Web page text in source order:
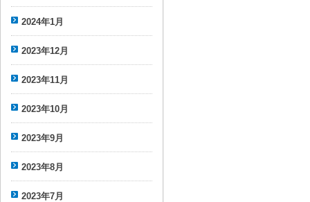
2024年1月
2023年12月
2023年11月
2023年10月
2023年9月
2023年8月
2023年7月